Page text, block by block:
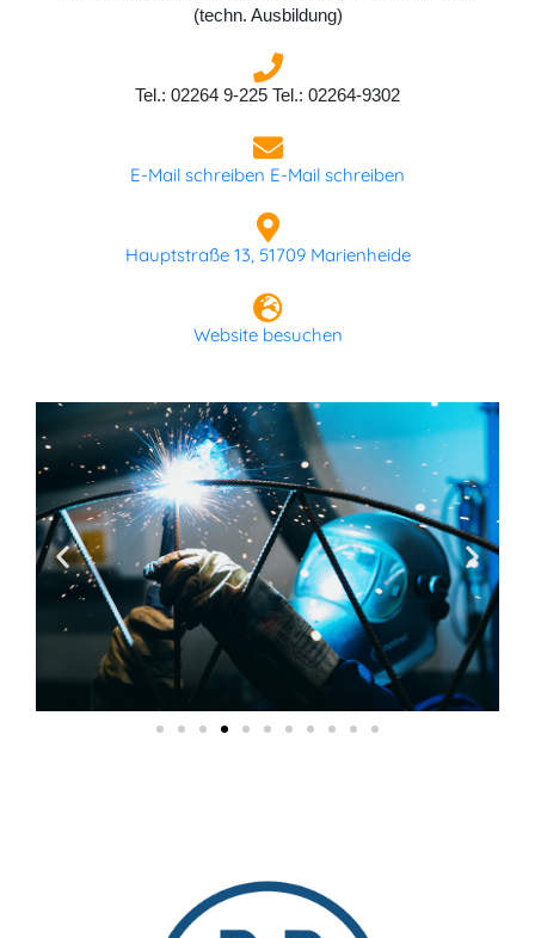
(techn. Ausbildung)
Tel.: 02264 9-225 Tel.: 02264-9302
E-Mail schreiben E-Mail schreiben
Hauptstraße 13, 51709 Marienheide
Website besuchen